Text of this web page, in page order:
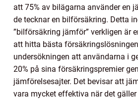
att 75% av bilägarna använder en
de tecknar en bilförsäkring. Detta
”bilförsäkring jämför” verkligen är
att hitta bästa
undersökningen att användarna i
20% på sina försäkringspremier
jämförelsesajter. Det bevisar att
vara mycket effektiva när det